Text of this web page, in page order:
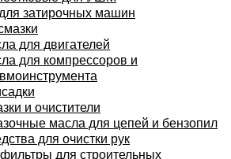
затирочных машин
для двигателей
для компрессоров и
и очистители
масла для цепей и бензопил
для очистки рук
для строительных